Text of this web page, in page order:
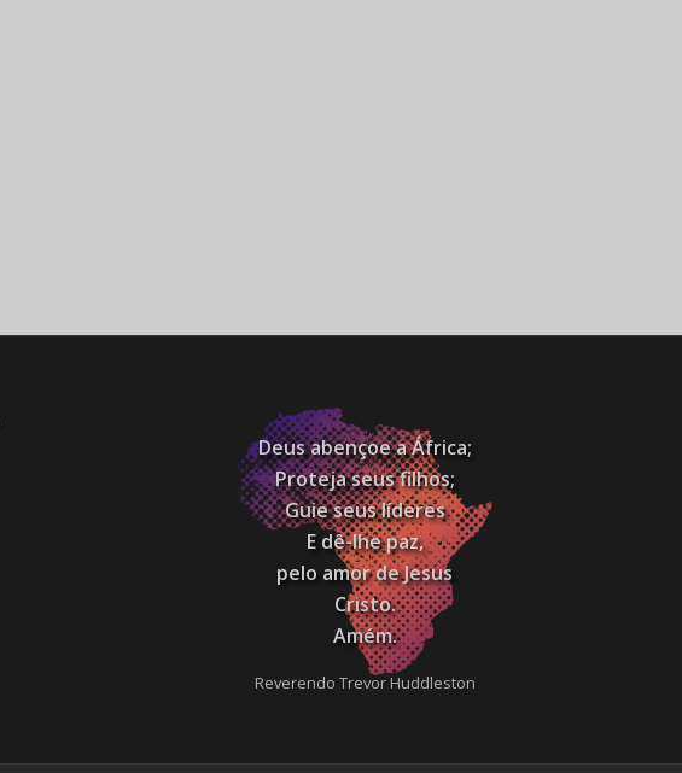
Deus abençoe a África;
Proteja seus filhos;
Guie seus líderes
E dê-lhe paz,
pelo amor de Jesus
Cristo.
Amém.
Reverendo Trevor Huddleston